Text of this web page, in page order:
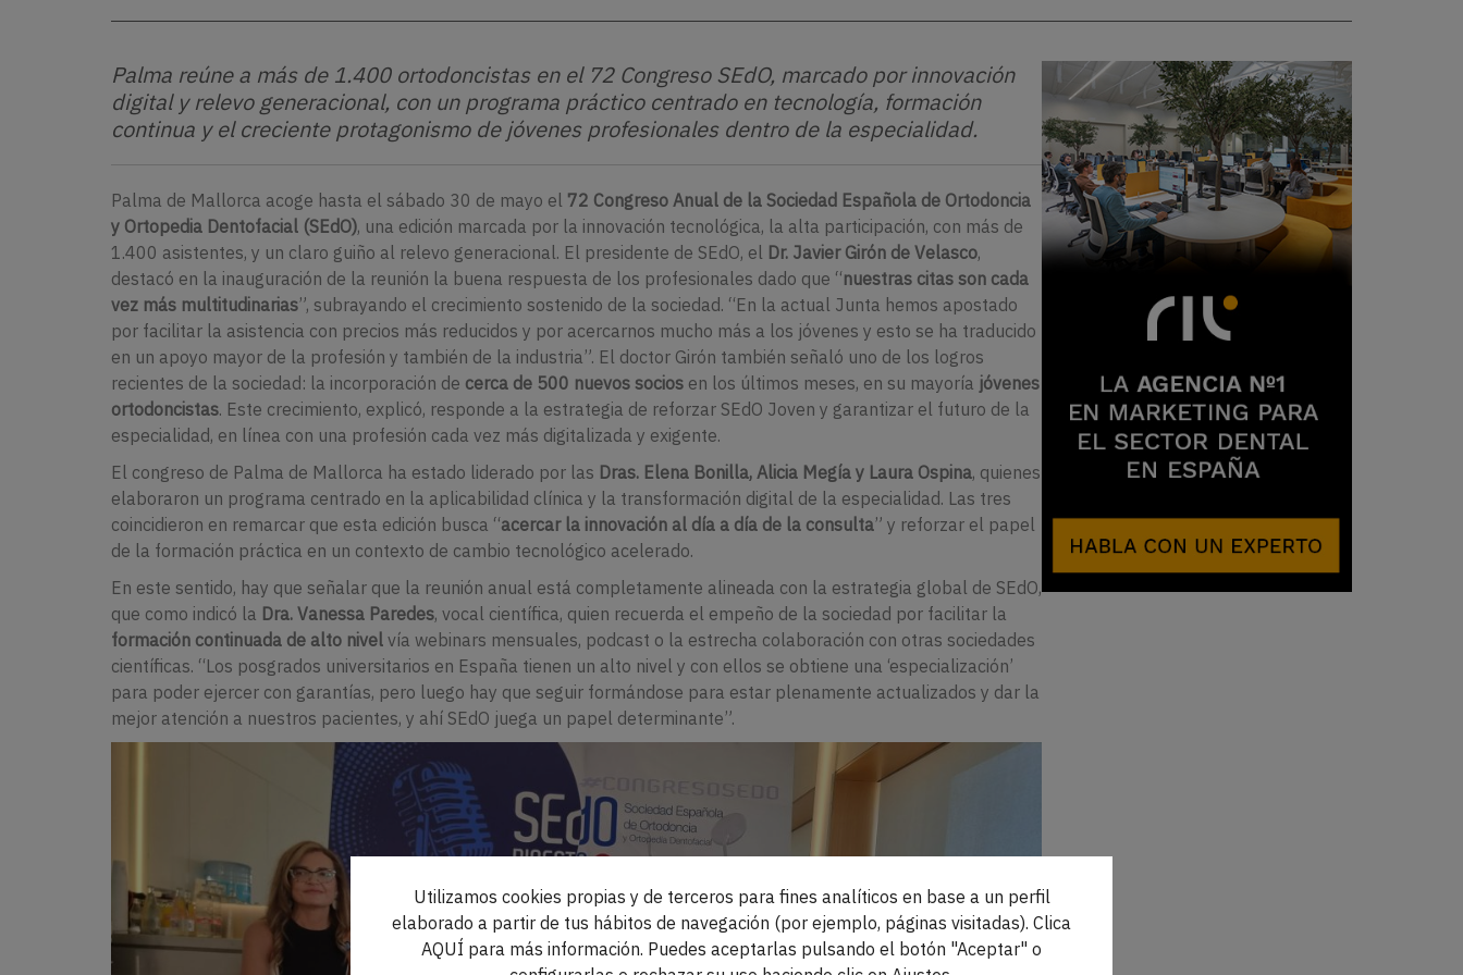
Palma reúne a más de 1.400 ortodoncistas en el 72 Congreso SEdO, marcado por innovación
digital y relevo generacional, con un programa práctico centrado en tecnología, formación
continua y el creciente protagonismo de jóvenes profesionales dentro de la especialidad.
Palma de Mallorca acoge hasta el sábado 30 de mayo el 72 Congreso Anual de la Sociedad Española de Ortodoncia
y Ortopedia Dentofacial (SEdO), una edición marcada por la innovación tecnológica, la alta participación, con más de
1.400 asistentes, y un claro guiño al relevo generacional. El presidente de SEdO, el Dr. Javier Girón de Velasco,
destacó en la inauguración de la reunión la buena respuesta de los profesionales dado que “nuestras citas son cada
vez más multitudinarias”, subrayando el crecimiento sostenido de la sociedad. “En la actual Junta hemos apostado
por facilitar la asistencia con precios más reducidos y por acercarnos mucho más a los jóvenes y esto se ha traducido
en un apoyo mayor de la profesión y también de la industria”. El doctor Girón también señaló uno de los logros
recientes de la sociedad: la incorporación de cerca de 500 nuevos socios en los últimos meses, en su mayoría jóvenes
ortodoncistas. Este crecimiento, explicó, responde a la estrategia de reforzar SEdO Joven y garantizar el futuro de la
especialidad, en línea con una profesión cada vez más digitalizada y exigente.
El congreso de Palma de Mallorca ha estado liderado por las Dras. Elena Bonilla, Alicia Megía y Laura Ospina, quienes
elaboraron un programa centrado en la aplicabilidad clínica y la transformación digital de la especialidad. Las tres
coincidieron en remarcar que esta edición busca “acercar la innovación al día a día de la consulta” y reforzar el papel
de la formación práctica en un contexto de cambio tecnológico acelerado.
En este sentido, hay que señalar que la reunión anual está completamente alineada con la estrategia global de SEdO,
que como indicó la Dra. Vanessa Paredes, vocal científica, quien recuerda el empeño de la sociedad por facilitar la
formación continuada de alto nivel vía webinars mensuales, podcast o la estrecha colaboración con otras sociedades
científicas. “Los posgrados universitarios en España tienen un alto nivel y con ellos se obtiene una ‘especialización’
para poder ejercer con garantías, pero luego hay que seguir formándose para estar plenamente actualizados y dar la
mejor atención a nuestros pacientes, y ahí SEdO juega un papel determinante”.
Utilizamos cookies propias y de terceros para fines analíticos en base a un perfil
elaborado a partir de tus hábitos de navegación (por ejemplo, páginas visitadas). Clica
AQUÍ para más información. Puedes aceptarlas pulsando el botón "Aceptar" o